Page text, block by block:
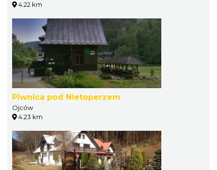
4.22 km
Piwnica pod Nietoperzem
Ojców
4.23 km